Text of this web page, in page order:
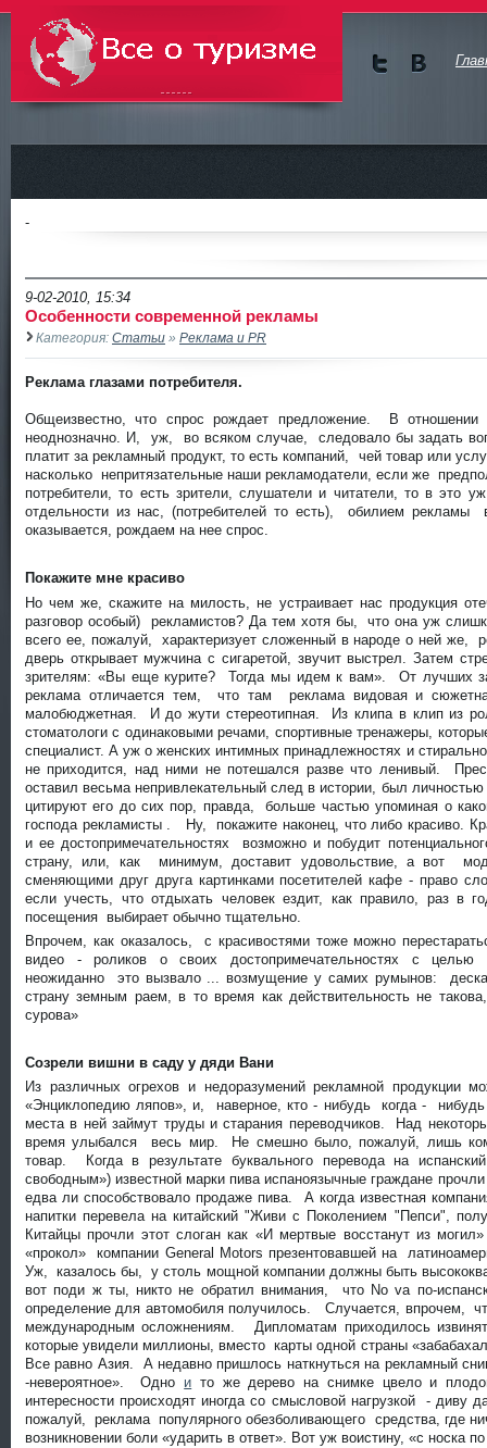
Всё о туризме
-
9-02-2010, 15:34
Особенности современной рекламы
Категория: Статьи » Реклама и PR
Реклама глазами потребителя.
Общеизвестно, что спрос рождает предложение. В отношении
неоднозначно. И, уж, во всяком случае, следовало бы задать
платит за рекламный продукт, то есть компаний, чей товар или
насколько непритязательные наши рекламодатели, если же
потребители, то есть зрители, слушатели и читатели, то в это
отдельности из нас, (потребителей то есть), обилием
оказывается, рождаем на нее спрос.
Покажите мне красиво
Но чем же, скажите на милость, не устраивает нас продукция
разговор особый) рекламистов? Да тем хотя бы, что она уж
всего ее, пожалуй, характеризует сложенный в народе о ней же,
дверь открывает мужчина с сигаретой, звучит выстрел. Затем
зрителям: «Вы еще курите? Тогда мы идем к вам». От лучших
реклама отличается тем, что там реклама видовая и
малобюджетная. И до жути стереотипная. Из клипа в клип из
стоматологи с одинаковыми речами, спортивные тренажеры,
специалист. А уж о женских интимных принадлежностях и
не приходится, над ними не потешался разве что ленивый.
оставил весьма непривлекательный след в истории, был
цитируют его до сих пор, правда, больше частью упоминая о
господа рекламисты . Ну, покажите наконец, что либо красиво.
и ее достопримечательностях возможно и побудит
страну, или, как минимум, доставит удовольствие, а вот
сменяющими друг друга картинками посетителей кафе - право
если учесть, что отдыхать человек ездит, как правило, раз в
посещения выбирает обычно тщательно.
Впрочем, как оказалось, с красивостями тоже можно
видео - роликов о своих достопримечательностях с целью
неожиданно это вызвало ... возмущение у самих румынов:
страну земным раем, в то время как действительность не
сурова»
Созрели вишни в саду у дяди Вани
Из различных огрехов и недоразумений рекламной продукции
«Энциклопедию ляпов», и, наверное, кто - нибудь когда -
места в ней займут труды и старания переводчиков. Над
время улыбался весь мир. Не смешно было, пожалуй, лишь
товар. Когда в результате буквального перевода на
свободным») известной марки пива испаноязычные граждане
едва ли способствовало продаже пива. А когда известная
напитки перевела на китайский "Живи с Поколением "Пепси",
Китайцы прочли этот слоган как «И мертвые восстанут из
«прокол» компании General Motors презентовавшей на
Уж, казалось бы, у столь мощной компании должны быть
вот поди ж ты, никто не обратил внимания, что No va по-
определение для автомобиля получилось. Случается, впрочем,
международным осложнениям. Дипломатам приходилось
которые увидели миллионы, вместо карты одной страны
Все равно Азия. А недавно пришлось наткнуться на рекламный
-невероятное». Одно и то же дерево на снимке цвело и
интересности происходят иногда со смысловой нагрузкой -
пожалуй, реклама популярного обезболивающего средства, где
возникновении боли «ударить в ответ». Вот уж воистину, «с носка